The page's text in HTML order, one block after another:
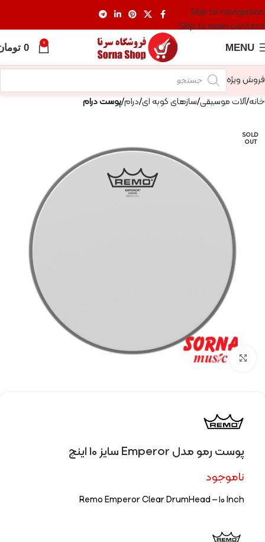
Skip to navigation
Skip to main content
MENU
0
0
فروش ویژه
خانه آلات موسیقی سازهای کوبه ای درام پوست درام
SOLD
OUT
Click to enlarge
پوست رمو مدل Emperor سایز 10 اینچ
ناموجود
Remo Emperor Clear DrumHead – 10 Inch